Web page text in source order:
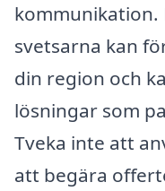
kommunikation.
svetsarna kan
din region och
lösningar som
Tveka inte att
att begära